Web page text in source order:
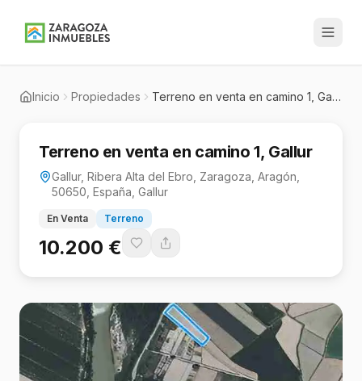
Inicio Propiedades Terreno en venta en camino 1, Gallur
Terreno en venta en camino 1, Gallur
Gallur, Ribera Alta del Ebro, Zaragoza, Aragón,
50650, España, Gallur
En Venta Terreno
10.200 €